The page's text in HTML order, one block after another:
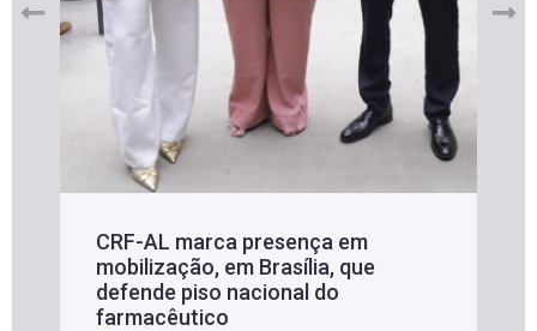
CRF-AL marca presença em
mobilização, em Brasília, que
defende piso nacional do
farmacêutico